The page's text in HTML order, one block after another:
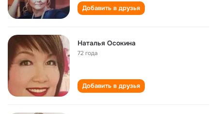
Добавить в друзья
Наталья Осокина
72 года
Добавить в друзья